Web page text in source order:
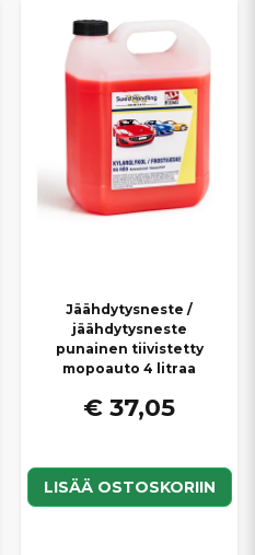
Jäähdytysneste /
jäähdytysneste
punainen tiivistetty
mopoauto 4 litraa
€ 37,05
LISÄÄ OSTOSKORIIN